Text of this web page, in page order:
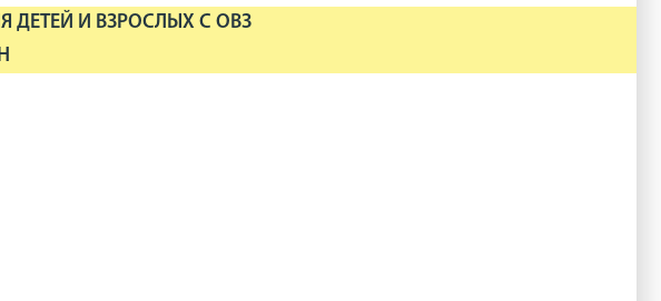
ДЕТЕЙ И ВЗРОСЛЫХ С ОВЗ